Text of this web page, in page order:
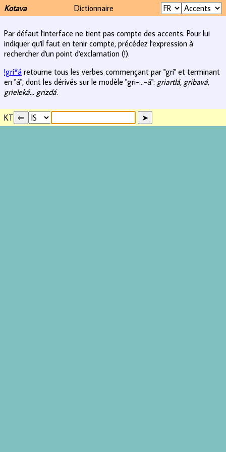
Kotava Dictionnaire
Par défaut l'interface ne tient pas compte des accents. Pour lui
indiquer qu'il faut en tenir compte, précédez l'expression à
rechercher d'un point d'exclamation (!).
!gri*á retourne tous les verbes commençant par "gri" et terminant
en "á", dont les dérivés sur le modèle "gri-...-á": griartlá, gribavá,
grieleká... grizdá.
KT